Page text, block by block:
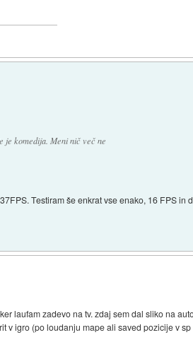
je komedija. Meni nič več ne
Testiram še enkrat vse enako, 16 FPS in
laufam zadevo na tv. zdaj sem dal sliko na
igro (po loudanju mape ali saved pozicije v